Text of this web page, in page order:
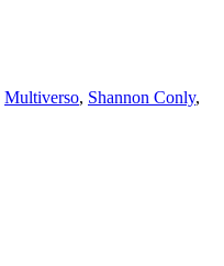
Multiverso, Shannon Conly,